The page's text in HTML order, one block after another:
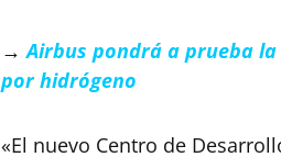
→Airbus pondrá a prueba
por hidrógeno
«El nuevo Centro de